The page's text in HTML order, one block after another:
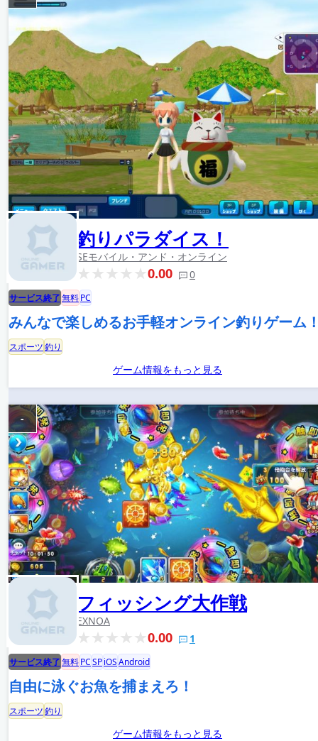
釣りパラダイス！
SEモバイル・アンド・オンライン
0.00 0
サービス終了無料PC
みんなで楽しめるお手軽オンライン釣りゲーム
スポーツ釣り
ゲーム情報をもっと見る
フィッシング大作戦
EXNOA
0.00 1
-
サービス終了無料PCSPiOSAndroid
自由に泳ぐお魚を捕まえろ！
スポーツ釣り
ゲーム情報をもっと見る